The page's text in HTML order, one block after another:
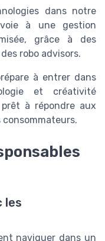
dans notre
à une gestion
grâce à des
robo advisors.
à entrer dans
et créativité
à répondre aux
les
naviguer dans un